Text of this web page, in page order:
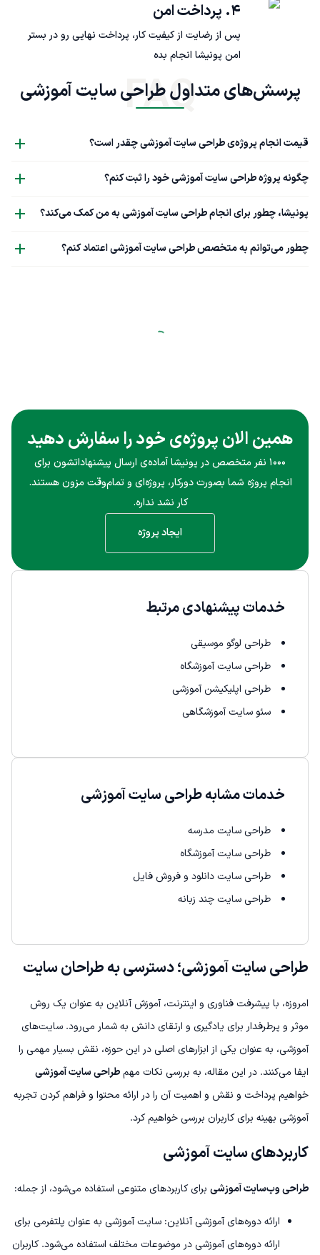
۴. پرداخت امن
پس از رضایت از کیفیت کار، پرداخت نهایی رو در بستر
امن پونیشا انجام بده
پرسش‌های متداول طراحی سایت آموزشی FAQ
قیمت انجام پروژه‌ی طراحی سایت آموزشی چقدر است؟
چگونه پروژه طراحی سایت آموزشی خود را ثبت کنم؟
پونیشا، چطور برای انجام طراحی سایت آموزشی به من کمک می‌کند؟
چطور می‌توانم به متخصص طراحی سایت آموزشی اعتماد کنم؟
همین الان پروژه‌ی خود را سفارش دهید
۱۰۰۰ نفر متخصص در پونیشا آماده‌ی ارسال پیشنهاداتشون برای
انجام پروژه شما بصورت دورکار، پروژه‌ای و تمام‌وقت مزون هستند.
کار نشد نداره.
ایجاد پروژه
خدمات مشابه طراحی سایت آموزشی
طراحی سایت مدرسه
طراحی سایت آموزشگاه
طراحی سایت دانلود و فروش فایل
طراحی سایت چند زبانه
خدمات پیشنهادی مرتبط
طراحی لوگو موسیقی
طراحی سایت آموزشگاه
طراحی اپلیکیشن آموزشی
سئو سایت آموزشگاهی
طراحی سایت آموزشی؛ دسترسی به طراحان سایت
امروزه، با پیشرفت فناوری و اینترنت، آموزش آنلاین به عنوان یک روش
موثر و پرطرفدار برای یادگیری و ارتقای دانش به شمار می‌رود. سایت‌های
آموزشی، به عنوان یکی از ابزارهای اصلی در این حوزه، نقش بسیار مهمی را
ایفا می‌کنند. در این مقاله، به بررسی نکات مهمطراحی سایت آموزشی
خواهیم پرداخت و نقش و اهمیت آن را در ارائه محتوا و فراهم کردن تجربه
آموزشی بهینه برای کاربران بررسی خواهیم کرد.
کاربردهای سایت آموزشی
طراحی وب‌سایت آموزشی برای کاربردهای متنوعی استفاده می‌شود، از جمله:
ارائه دوره‌های آموزشی آنلاین: سایت آموزشی به عنوان پلتفرمی برای
ارائه دوره‌های آموزشی در موضوعات مختلف استفاده می‌شود. کاربران